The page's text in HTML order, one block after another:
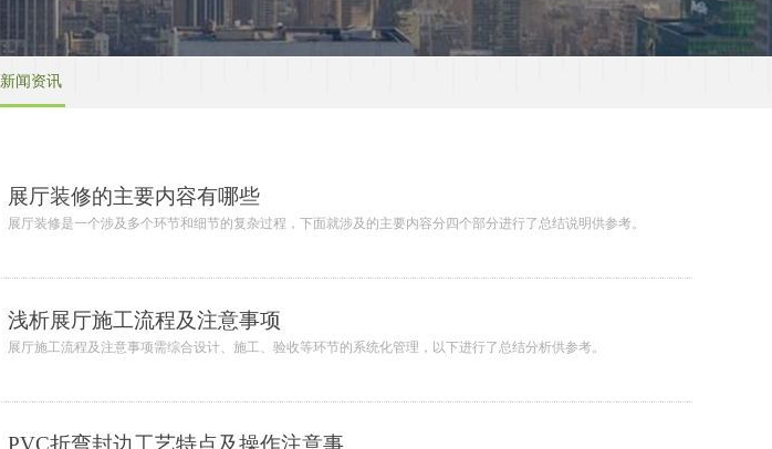
新闻资讯
展厅装修的主要内容有哪些
展厅装修是一个涉及多个环节和细节的复杂过程，下面就涉及的主要内容分四个部分进行了总结说明供参考。
浅析展厅施工流程及注意事项
展厅施工流程及注意事项需综合设计、施工、验收等环节的系统化管理，以下进行了总结分析供参考。
PVC折弯封边工艺特点及操作注意事